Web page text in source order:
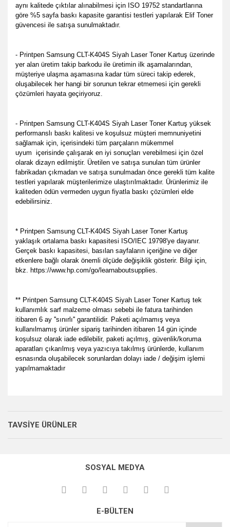
aynı kalitede çıktılar alınabilmesi için ISO 19752 standartlarına
göre %5 sayfa baskı kapasite garantisi testleri yapılarak Elif Toner
güvencesi ile satışa sunulmaktadır.
- Printpen Samsung CLT-K404S Siyah Laser Toner Kartuş üzerinde
yer alan üretim takip barkodu ile üretimin ilk aşamalarından,
müşteriye ulaşma aşamasına kadar tüm süreci takip ederek,
oluşabilecek her hangi bir sorunun tekrar etmemesi için gerekli
çözümleri hayata geçiriyoruz.
- Printpen Samsung CLT-K404S Siyah Laser Toner Kartuş yüksek
performanslı baskı kalitesi ve koşulsuz müşteri memnuniyetini
sağlamak için, içerisindeki tüm parçaların mükemmel
uyum içerisinde çalışarak en iyi sonuçları verebilmesi için özel
olarak dizayn edilmiştir. Üretilen ve satışa sunulan tüm ürünler
fabrikadan çıkmadan ve satışa sunulmadan önce gerekli tüm kalite
testleri yapılarak müşterilerimize ulaştırılmaktadır. Ürünlerimiz ile
kaliteden ödün vermeden uygun fiyatla baskı çözümleri elde
edebilirsiniz.
* Printpen Samsung CLT-K404S Siyah Laser Toner Kartuş
yaklaşık ortalama baskı kapasitesi ISO/IEC 19798'ye dayanır.
Gerçek baskı kapasitesi, basılan sayfaların içeriğine ve diğer
etkenlere bağlı olarak önemli ölçüde değişiklik gösterir. Bilgi için,
bkz. https://www.hp.com/go/learnaboutsupplies.
** Printpen Samsung CLT-K404S Siyah Laser Toner Kartuş tek
kullanımlık sarf malzeme olması sebebi ile fatura tarihinden
itibaren 6 ay ''sınırlı'' garantilidir. Paketi açılmamış veya
kullanılmamış ürünler sipariş tarihinden itibaren 14 gün içinde
koşulsuz olarak iade edilebilir, paketi açılmış, güvenlik/koruma
aparatları çıkarılmış veya yazıcıya takılmış ürünlerde, kullanım
esnasında oluşabilecek sorunlardan dolayı iade / değişim işlemi
yapılmamaktadır
kullanarak tarafımıza iletebilirsiniz.
Görüş ve önerileriniz için teşekkür ederiz.
Ürün açıklamasında eksik bilgiler bulunuyor.
Bu ürüne benzer farklı alternatifler olmalı.
P... E... | 23/08/2024
Sebahattin Özcan | 18/07/2024
TAVSİYE ÜRÜNLER
SOSYAL MEDYA
E-BÜLTEN